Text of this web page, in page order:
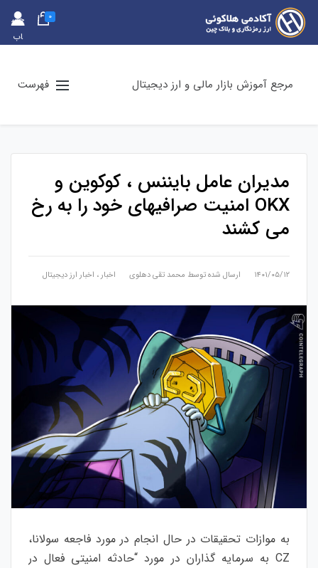
حس
اب
0
مرجع آموزش بازار مالی و ارز دیجیتال فهرست
مدیران عامل بایننس ، کوکوین و
OKX امنیت صرافیهای خود را به رخ
می کشند
۱۴۰۱/۰۵/۱۲ ارسال شده توسط محمد تقی دهلوی اخبار ، اخبار ارز دیجیتال
به موازات تحقیقات در حال انجام در مورد فاجعه سولانا،
CZ به سرمایه گذاران در مورد “حادثه امنیتی فعال در